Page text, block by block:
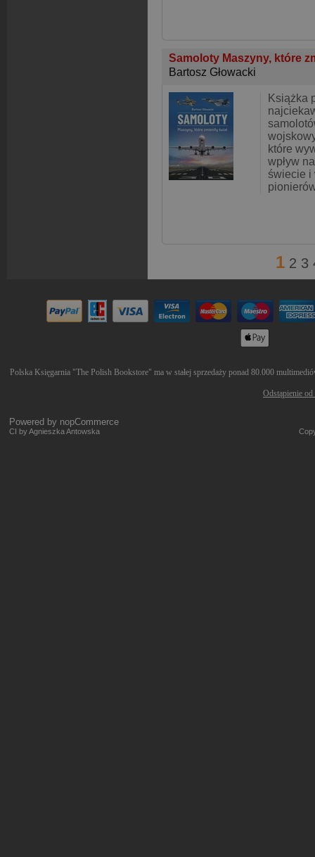
Samoloty Maszyny, które
Bartosz Głowacki
Książka
które
wpływ
świecie i
1 2 3
Polska Księgarnia "The Polish Bookstore" ma w stałej sprzedaży ponad 80.000
Odstąpienie
Powered by nopCommerce
CI by Agnieszka Antowska